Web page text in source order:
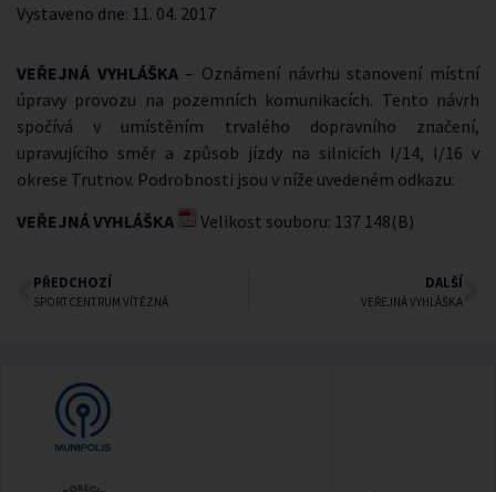
Vystaveno dne: 11. 04. 2017
VEŘEJNÁ VYHLÁŠKA – Oznámení návrhu stanovení místní
úpravy provozu na pozemních komunikacích. Tento návrh
spočívá v umístěním trvalého dopravního značení,
upravujícího směr a způsob jízdy na silnicích I/14, I/16 v
okrese Trutnov. Podrobnosti jsou v níže uvedeném odkazu:
VEŘEJNÁ VYHLÁŠKA
Velikost souboru: 137 148(B)
PŘEDCHOZÍ
SPORTCENTRUM VÍTĚZNÁ
DALŠÍ
VEŘEJNÁ VYHLÁŠKA